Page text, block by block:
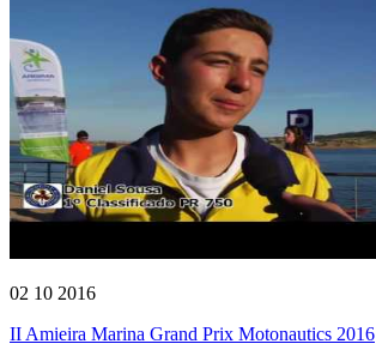
02 10 2016
II Amieira Marina Grand Prix Motonautics 2016